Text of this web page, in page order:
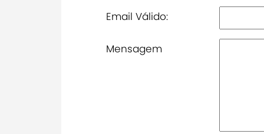
Email Válido:
Mensagem